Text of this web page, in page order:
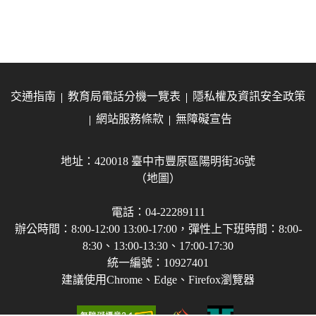
交通指南 教育局電話分機一覽表
隱私權及資訊安全政策
網站服務條款
無障礙宣告
地址：420018 臺中市豐原區陽明街36號
（地圖）
電話：04-22289111
辦公時間：8:00-12:00 13:00-17:00，彈性上下班時間：8:00-
8:30、13:00-13:30、17:00-17:30
統一編號：10927401
建議使用Chrome、Edge、Firefox瀏覽器